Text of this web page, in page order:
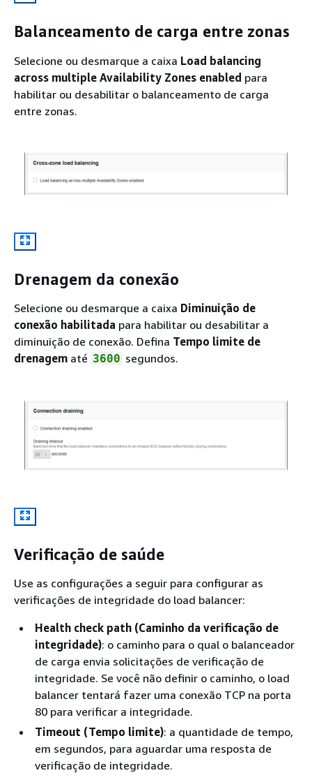
Balanceamento de carga entre zonas
Selecione ou desmarque a caixa Load balancing
across multiple Availability Zones enabled para
habilitar ou desabilitar o balanceamento de carga
entre zonas.
Drenagem da conexão
Selecione ou desmarque a caixa Diminuição de
conexão habilitada para habilitar ou desabilitar a
diminuição de conexão. Defina Tempo limite de
drenagem até 3600 segundos.
Verificação de saúde
Use as configurações a seguir para configurar as
verificações de integridade do load balancer:
Health check path (Caminho da verificação de
integridade): o caminho para o qual o balanceador
de carga envia solicitações de verificação de
integridade. Se você não definir o caminho, o load
balancer tentará fazer uma conexão TCP na porta
80 para verificar a integridade.
Timeout (Tempo limite): a quantidade de tempo,
em segundos, para aguardar uma resposta de
verificação de integridade.